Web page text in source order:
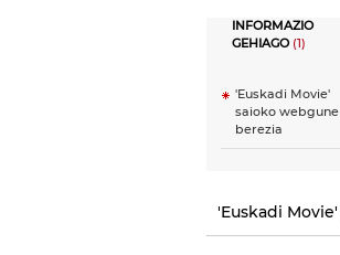
INFORMAZIO
GEHIAGO(1)
'Euskadi Movie'
saioko webgune
berezia
'Euskadi Movie'